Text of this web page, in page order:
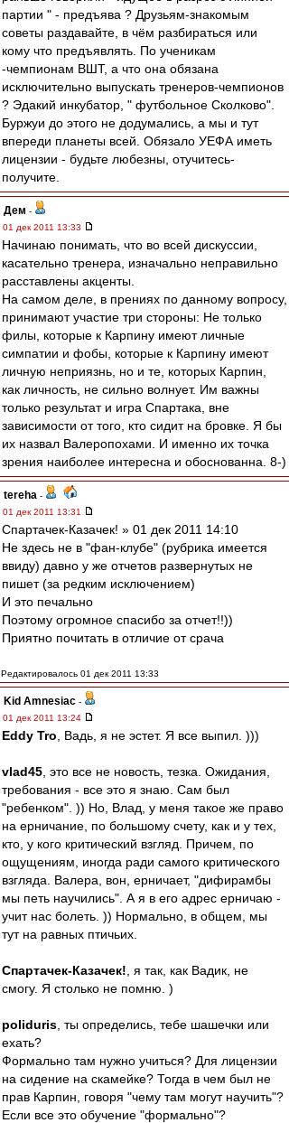
партии " - предъява ? Друзьям-знакомым
советы раздавайте, в чём разбираться или
кому что предъявлять. По ученикам
-чемпионам ВШТ, а что она обязана
исключительно выпускать тренеров-чемпионов
? Эдакий инкубатор, " футбольное Сколково".
Буржуи до этого не додумались, а мы и тут
впереди планеты всей. Обязало УЕФА иметь
лицензии - будьте любезны, отучитесь-
получите.
Дем -
01 дек 2011 13:33
Начинаю понимать, что во всей дискуссии,
касательно тренера, изначально неправильно
расставлены акценты.
На самом деле, в прениях по данному вопросу,
принимают участие три стороны: Не только
филы, которые к Карпину имеют личные
симпатии и фобы, которые к Карпину имеют
личную неприязнь, но и те, которых Карпин,
как личность, не сильно волнует. Им важны
только результат и игра Спартака, вне
зависимости от того, кто сидит на бровке. Я бы
их назвал Валеропохами. И именно их точка
зрения наиболее интересна и обоснованна. 8-)
tereha -
01 дек 2011 13:31
Спартачек-Казачек! » 01 дек 2011 14:10
Не здесь не в "фан-клубе" (рубрика имеется
ввиду) давно у же отчетов развернутых не
пишет (за редким исключением)
И это печально
Поэтому огромное спасибо за отчет!!))
Приятно почитать в отличие от срача
Редактировалось 01 дек 2011 13:33
Kid Amnesiac -
01 дек 2011 13:24
Eddy Tro , Вадь, я не эстет. Я все выпил. )))
vlad45 , это все не новость, тезка. Ожидания,
требования - все это я знаю. Сам был
"ребенком". )) Но, Влад, у меня такое же право
на ерничание, по большому счету, как и у тех,
кто, у кого критический взгляд. Причем, по
ощущениям, иногда ради самого критического
взгляда. Валера, вон, ерничает, "дифирамбы
мы петь научились". А я в его адрес ерничаю -
учит нас болеть. )) Нормально, в общем, мы
тут на равных птичьих.
Спартачек-Казачек! , я так, как Вадик, не
смогу. Я столько не помню. )
poliduris , ты определись, тебе шашечки или
ехать?
Формально там нужно учиться? Для лицензии
на сидение на скамейке? Тогда в чем был не
прав Карпин, говоря "чему там могут научить"?
Если все это обучение "формально"?